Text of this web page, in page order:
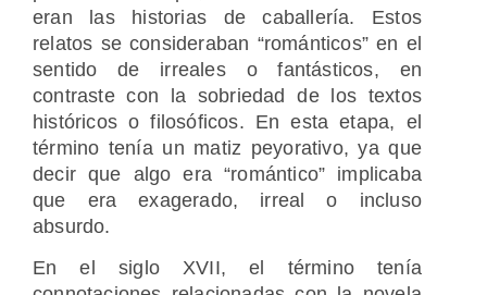
eran las historias de caballería. Estos
relatos se consideraban “románticos” en el
sentido de irreales o fantásticos, en
contraste con la sobriedad de los textos
históricos o filosóficos. En esta etapa, el
término tenía un matiz peyorativo, ya que
decir que algo era “romántico” implicaba
que era exagerado, irreal o incluso
absurdo.
En el siglo XVII, el término tenía